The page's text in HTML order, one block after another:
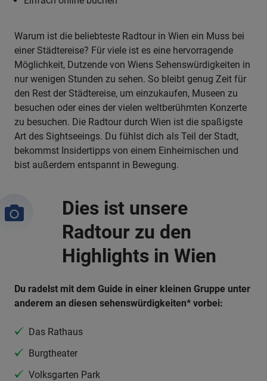
Warum ist die beliebteste Radtour in Wien ein Muss bei
einer Städtereise? Für viele ist es eine hervorragende
Möglichkeit, Dutzende von Wiens Sehenswürdigkeiten in
nur wenigen Stunden zu sehen. So bleibt genug Zeit für
den Rest der Städtereise, um einzukaufen, Museen zu
besuchen oder eines der vielen weltberühmten Konzerte
zu besuchen. Die Radtour durch Wien ist die spaßigste
Art des Sightseeings. Du fühlst dich als Teil der Stadt,
bekommst Insidertipps von einem Einheimischen und
bist außerdem entspannt in Bewegung.
Dies ist unsere
Radtour zu den
Highlights in Wien
Du radelst mit dem Guide in einer kleinen Gruppe unter
anderem an diesen sehenswürdigkeiten* vorbei:
Das Rathaus
Burgtheater
Volksgarten Park